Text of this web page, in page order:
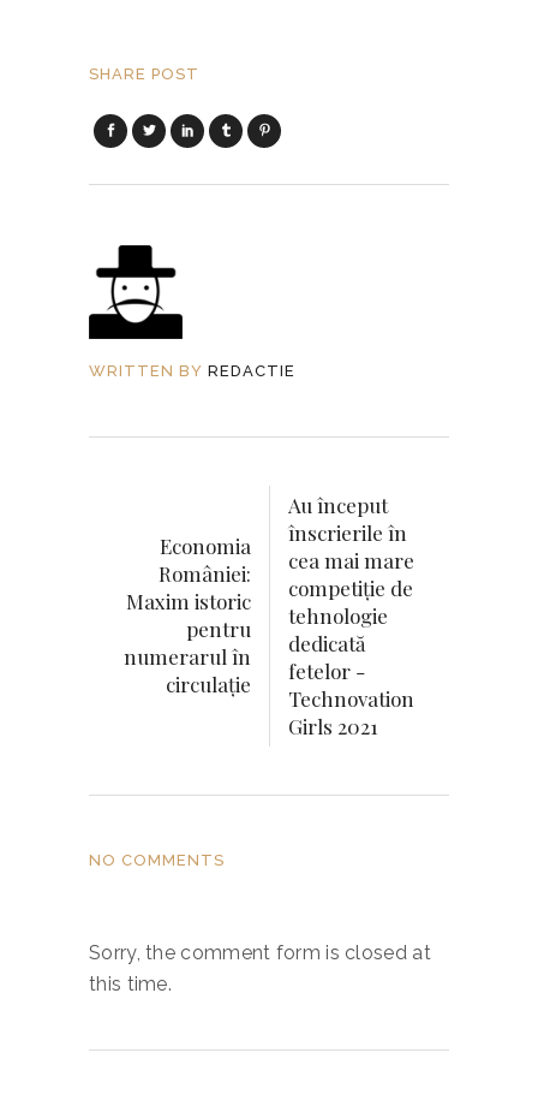
SHARE POST
WRITTEN BY REDACTIE
Economia
României:
Maxim istoric
pentru
numerarul în
circulaţie
Au început
înscrierile în
cea mai mare
competiție de
tehnologie
dedicată
fetelor -
Technovation
Girls 2021
NO COMMENTS
Sorry, the comment form is closed at
this time.